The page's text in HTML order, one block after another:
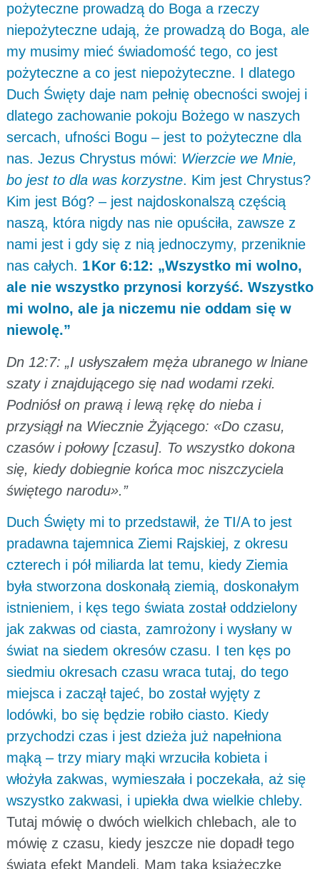
pożyteczne prowadzą do Boga a rzeczy
niepożyteczne udają, że prowadzą do Boga, ale
my musimy mieć świadomość tego, co jest
pożyteczne a co jest niepożyteczne. I dlatego
Duch Święty daje nam pełnię obecności swojej i
dlatego zachowanie pokoju Bożego w naszych
sercach, ufności Bogu – jest to pożyteczne dla
nas. Jezus Chrystus mówi: Wierzcie we Mnie,
bo jest to dla was korzystne. Kim jest Chrystus?
Kim jest Bóg? – jest najdoskonalszą częścią
naszą, która nigdy nas nie opuściła, zawsze z
nami jest i gdy się z nią jednoczymy, przeniknie
nas całych. 1 Kor 6:12: „Wszystko mi wolno,
ale nie wszystko przynosi korzyść. Wszystko
mi wolno, ale ja niczemu nie oddam się w
niewolę.”
Dn 12:7: „I usłyszałem męża ubranego w lniane
szaty i znajdującego się nad wodami rzeki.
Podniósł on prawą i lewą rękę do nieba i
przysiągł na Wiecznie Żyjącego: «Do czasu,
czasów i połowy [czasu]. To wszystko dokona
się, kiedy dobiegnie końca moc niszczyciela
świętego narodu».”
Duch Święty mi to przedstawił, że TI/A to jest
pradawna tajemnica Ziemi Rajskiej, z okresu
czterech i pół miliarda lat temu, kiedy Ziemia
była stworzona doskonałą ziemią, doskonałym
istnieniem, i kęs tego świata został oddzielony
jak zakwas od ciasta, zamrożony i wysłany w
świat na siedem okresów czasu. I ten kęs po
siedmiu okresach czasu wraca tutaj, do tego
miejsca i zaczął tajeć, bo został wyjęty z
lodówki, bo się będzie robiło ciasto. Kiedy
przychodzi czas i jest dzieża już napełniona
mąką – trzy miary mąki wrzuciła kobieta i
włożyła zakwas, wymieszała i poczekała, aż się
wszystko zakwasi, i upiekła dwa wielkie chleby.
Tutaj mówię o dwóch wielkich chlebach, ale to
mówię z czasu, kiedy jeszcze nie dopadł tego
świata efekt Mandeli. Mam taką książeczkę